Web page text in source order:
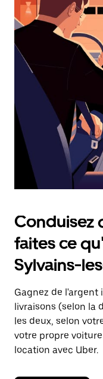
calendrier
et
sélectionner
une
date.
Appuyez
d'échappement
pour
fermer
calendrier.
Conduisez
faites ce
Sylvains-
Gagnez de l'argent
livraisons (selon la
les deux, selon
votre propre
location avec Uber.